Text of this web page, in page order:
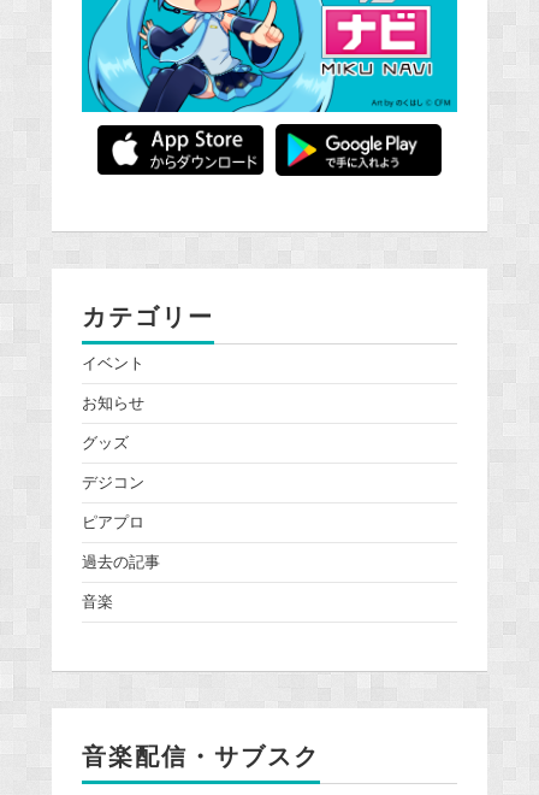
カテゴリー
イベント
お知らせ
グッズ
デジコン
ピアプロ
過去の記事
音楽
音楽配信・サブスク